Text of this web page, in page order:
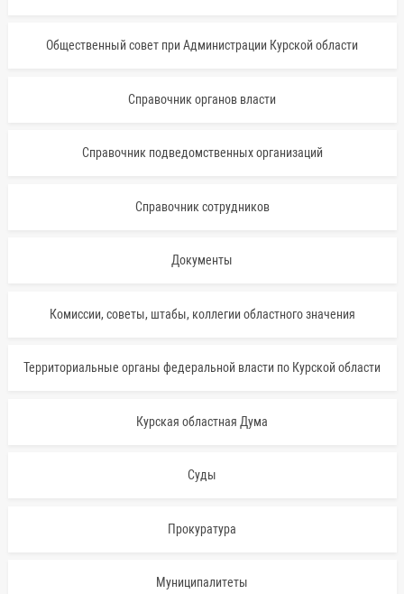
Общественный совет при Администрации Курской области
Справочник органов власти
Справочник подведомственных организаций
Справочник сотрудников
Документы
Комиссии, советы, штабы, коллегии областного значения
Территориальные органы федеральной власти по Курской области
Курская областная Дума
Суды
Прокуратура
Муниципалитеты